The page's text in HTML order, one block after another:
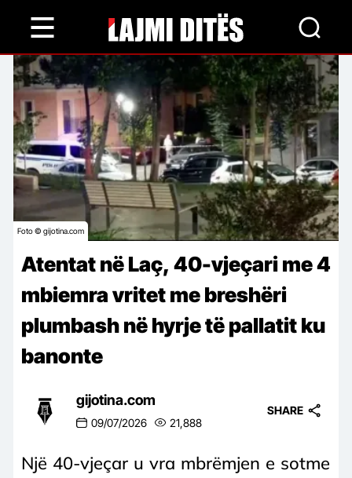
content
Foto © gijotina.com
Atentat në Laç, 40-vjeçari me 4
mbiemra vritet me breshëri
plumbash në hyrje të pallatit ku
banonte
gijotina.com
09/07/2026 21,888
SHARE
Një 40-vjeçar u vra mbrëmjen e sotme